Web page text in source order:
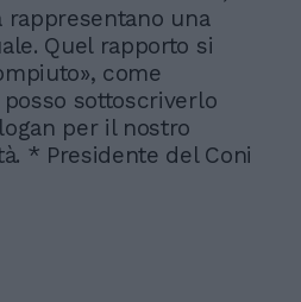
una
Quel rapporto si
come
sottoscriverlo
per il nostro
* Presidente del Coni